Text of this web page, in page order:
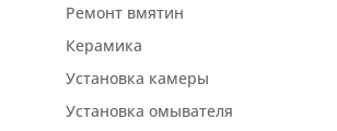
Ремонт вмятин
Керамика
Установка камеры
Установка омывателя